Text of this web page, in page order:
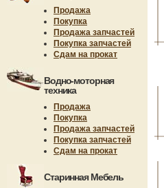
Продажа
Покупка
Продажа запчастей
Покупка запчастей
Сдам на прокат
Водно-моторная
техника
Продажа
Покупка
Продажа запчастей
Покупка запчастей
Сдам на прокат
Старинная Мебель